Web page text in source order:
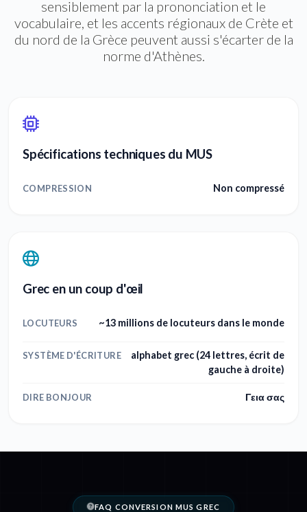
sensiblement par la prononciation et le
vocabulaire, et les accents régionaux de Crète et
du nord de la Grèce peuvent aussi s'écarter de la
norme d'Athènes.
Spécifications techniques du MUS
COMPRESSION Non compressé
Grec en un coup d'œil
LOCUTEURS ~13 millions de locuteurs dans le monde
SYSTÈME D'ÉCRITURE
alphabet grec (24 lettres, écrit de
gauche à droite)
DIRE BONJOUR Γεια σας
FAQ CONVERSION MUS GREC